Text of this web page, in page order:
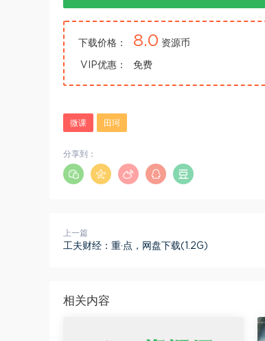
下载价格： 8.0 资源币
VIP优惠： 免费
微课 田珂
分享到：
上一篇
工夫财经：重·点，网盘下载(1.2G)
相关内容